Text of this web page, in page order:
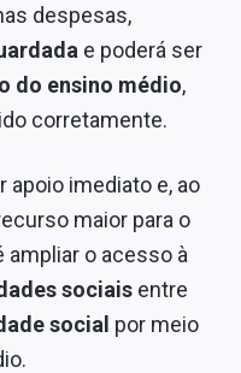
despesas,
e poderá ser
do ensino médio,
corretamente.
imediato e, ao
maior para o
ampliar o acesso à
sociais entre
social por meio